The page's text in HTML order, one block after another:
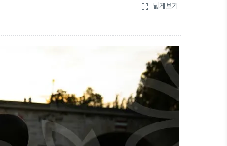
fullscreen 넓게보기